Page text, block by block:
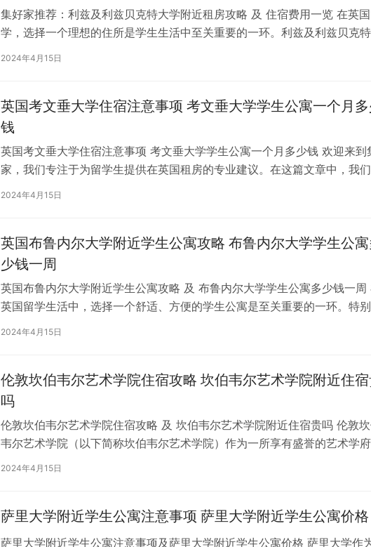
集好家推荐：利兹及利兹贝克特大学附近租房攻略 及 住宿费用一览 在英
学，选择一个理想的住所是学生生活中至关重要的一环。利兹及利兹贝克特
学（以下简称利兹贝大）作为英国一所卓越的…
2024年4月15日
英国考文垂大学住宿注意事项 考文垂大学学生公寓一个月
钱
英国考文垂大学住宿注意事项 考文垂大学学生公寓一个月多少钱 欢迎来到
家，我们专注于为留学生提供在英国租房的专业建议。在这篇文章中，我们
深入探讨英国考文垂大学住宿的注意事项，以…
2024年4月15日
英国布鲁内尔大学附近学生公寓攻略 布鲁内尔大学学生公寓
少钱一周
英国布鲁内尔大学附近学生公寓攻略 及 布鲁内尔大学学生公寓多少钱一周
英国留学生活中，选择一个舒适、方便的学生公寓是至关重要的一环。特别
2024年4月15日
伦敦坎伯韦尔艺术学院住宿攻略 坎伯韦尔艺术学院附近住
吗
伦敦坎伯韦尔艺术学院住宿攻略 及 坎伯韦尔艺术学院附近住宿贵吗 伦敦
韦尔艺术学院（以下简称坎伯韦尔艺术学院）作为一所享有盛誉的艺术学府
吸引了全球各地的学子前来学习。而对于即将…
2024年4月15日
萨里大学附近学生公寓注意事项 萨里大学附近学生公寓价格
萨里大学附近学生公寓注意事项及萨里大学附近学生公寓价格 萨里大学作